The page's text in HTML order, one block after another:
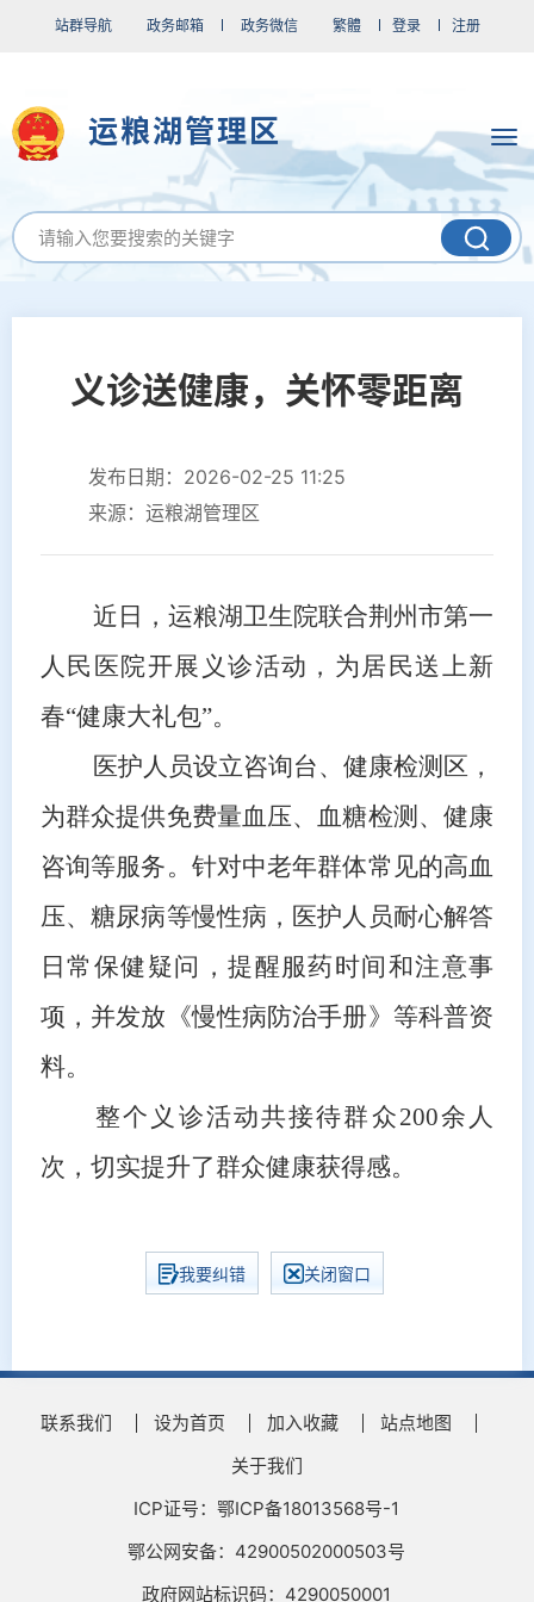
站群导航 政务邮箱 政务微信 繁體 登录 注册
运粮湖管理区
义诊送健康，关怀零距离
发布日期：2026-02-25 11:25
来源：运粮湖管理区
近日，运粮湖卫生院联合荆州市第一
人民医院开展 义诊活动 ，为居民送上新
春“健康大礼包”。
医护人员设立咨询台、健康检测区，
为群众提供免费量血压、血糖检测、健康
咨询等服务。针对中老年群体常见的高血
压、糖尿病等慢性病，医护人员耐心解答
日常保健疑问，提醒服药时间和注意事
项，并发放《慢性病防治手册》等科普资
料。
整个义诊活动共接待群众200余人
次，切实提升了群众健康获得感。
我要纠错 关闭窗口
联系我们 设为首页 加入收藏
站点地图
关于我们
ICP证号：鄂ICP备18013568号-1
鄂公网安备：42900502000503号
政府网站标识码：4290050001